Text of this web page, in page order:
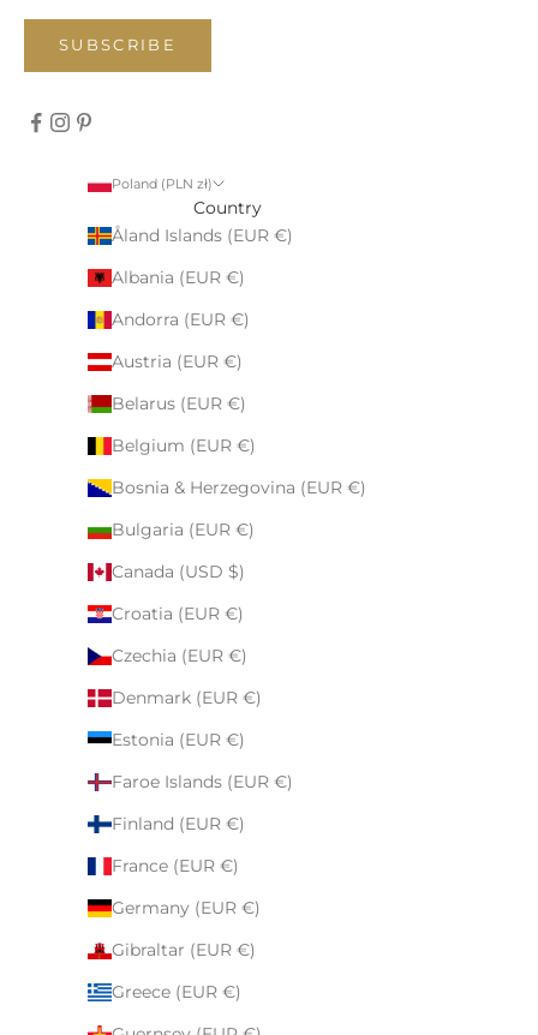
SUBSCRIBE
Poland (PLN zł)
Country
Åland Islands (EUR €)
Albania (EUR €)
Andorra (EUR €)
Austria (EUR €)
Belarus (EUR €)
Belgium (EUR €)
Bosnia & Herzegovina (EUR €)
Bulgaria (EUR €)
Canada (USD $)
Croatia (EUR €)
Czechia (EUR €)
Denmark (EUR €)
Estonia (EUR €)
Faroe Islands (EUR €)
Finland (EUR €)
France (EUR €)
Germany (EUR €)
Gibraltar (EUR €)
Greece (EUR €)